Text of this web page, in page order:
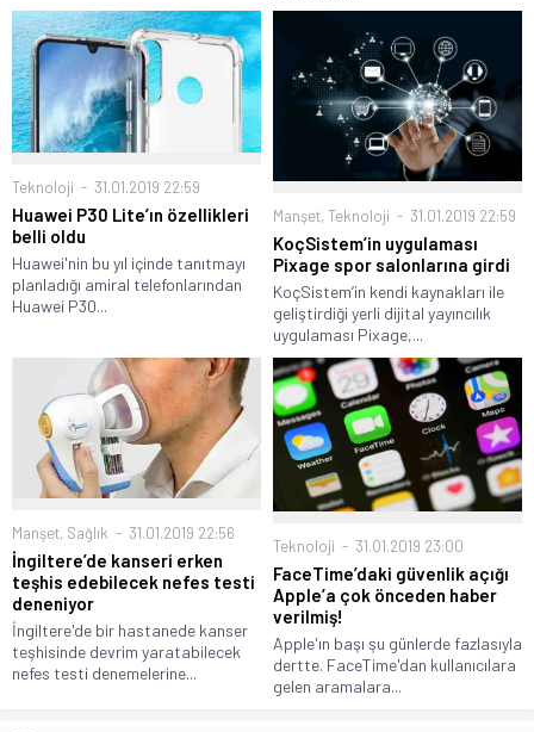
Teknoloji 31.01.2019 22:59
Huawei P30 Lite’ın özellikleri
belli oldu
Huawei'nin bu yıl içinde tanıtmayı
planladığı amiral telefonlarından
Huawei P30...
Manşet, Teknoloji 31.01.2019 22:59
KoçSistem’in uygulaması
Pixage spor salonlarına girdi
KoçSistem’in kendi kaynakları ile
geliştirdiği yerli dijital yayıncılık
uygulaması Pixage,...
Manşet, Sağlık 31.01.2019 22:56
İngiltere’de kanseri erken
teşhis edebilecek nefes testi
deneniyor
İngiltere'de bir hastanede kanser
teşhisinde devrim yaratabilecek
nefes testi denemelerine...
Teknoloji 31.01.2019 23:00
FaceTime’daki güvenlik açığı
Apple’a çok önceden haber
verilmiş!
Apple'ın başı şu günlerde fazlasıyla
dertte. FaceTime'dan kullanıcılara
gelen aramalara...